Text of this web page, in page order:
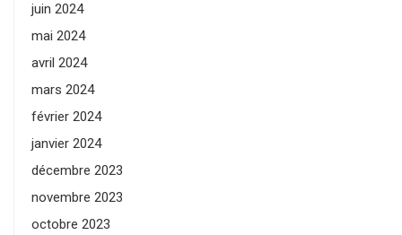
juin 2024
mai 2024
avril 2024
mars 2024
février 2024
janvier 2024
décembre 2023
novembre 2023
octobre 2023